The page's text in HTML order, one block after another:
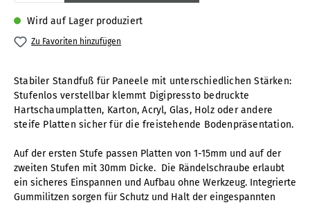
Wird auf Lager produziert
Zu Favoriten hinzufügen
Stabiler Standfuß für Paneele mit unterschiedlichen Stärken:
Stufenlos verstellbar klemmt Digipressto bedruckte
Hartschaumplatten, Karton, Acryl, Glas, Holz oder andere
steife Platten sicher für die freistehende Bodenpräsentation.
Auf der ersten Stufe passen Platten von 1-15mm und auf der
zweiten Stufen mit 30mm Dicke. Die Rändelschraube erlaubt
ein sicheres Einspannen und Aufbau ohne Werkzeug. Integrierte
Gummilitzen sorgen für Schutz und Halt der eingespannten